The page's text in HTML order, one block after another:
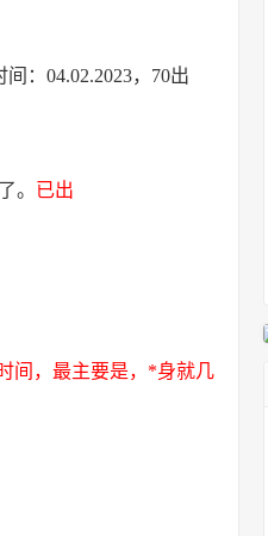
：04.02.2023，70出
。 已出
间，最主要是，*身就几